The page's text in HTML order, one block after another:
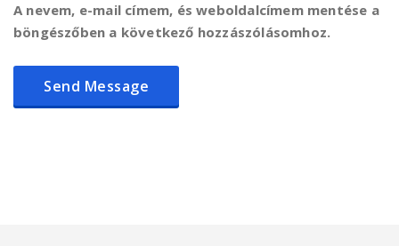
A nevem, e-mail címem, és weboldalcímem mentése a
böngészőben a következő hozzászólásomhoz.